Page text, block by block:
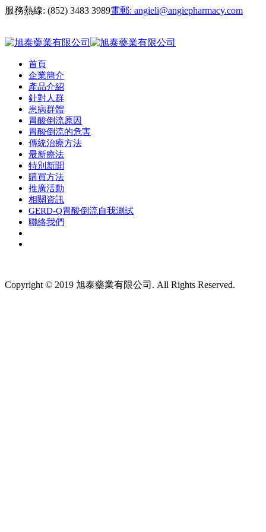
服務熱線: (852) 3483 3989電郵: angieli@angiepharmacy.com
首頁
企業簡介
產品介紹
針對人群
患病群體
胃酸倒流原因
胃酸倒流的危害
傳統治療方法
最新療法
特別新聞
購買方法
推廣活動
相關資訊
GERD-Q胃酸倒流自我測試
聯絡我們
Copyright © 2019 旭泰藥業有限公司. All Rights Reserved.